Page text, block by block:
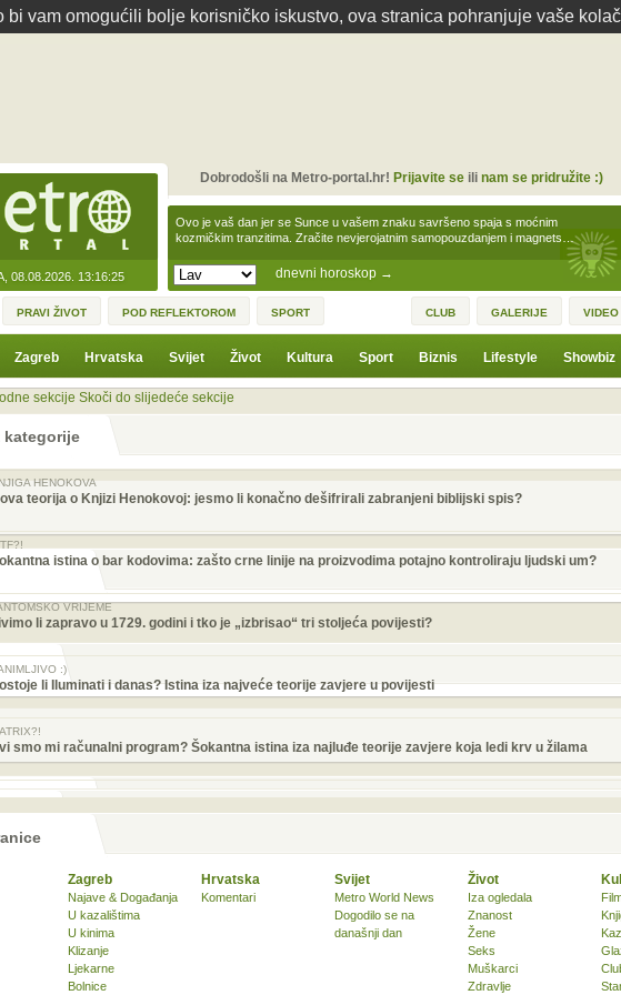
bi vam omogućili bolje korisničko iskustvo, ova stranica pohranjuje vaše
08.08.2026. 13:16:25 dnevni horoskop →
Ovo je vaš dan jer se Sunce u vašem znaku savršeno spaja s moćnim
kozmičkim tranzitima. Zračite nevjerojatnim samopouzdanjem i magnets…
Dobrodošli na Metro-portal.hr! Prijavite seili nam se pridružite :)
PRAVI ŽIVOT POD REFLEKTOROM SPORT CLUB GALERIJE VIDEO
Zagreb Hrvatska Svijet Život Kultura Sport Biznis Lifestyle Showbiz
sekcije Skoči do slijedeće sekcije
kategorije
HENOKOVA
teorija o Knjizi Henokovoj: jesmo li konačno dešifrirali zabranjeni biblijski spis?
istina o bar kodovima: zašto crne linije na proizvodima potajno kontroliraju ljudski um?
VRIJEME
li zapravo u 1729. godini i tko je „izbrisao“ tri stoljeća povijesti?
:)
li Iluminati i danas? Istina iza najveće teorije zavjere u povijesti
smo mi računalni program? Šokantna istina iza najluđe teorije zavjere koja ledi krv u žilama
Zagreb
Najave & Događanja
U kazalištima
U kinima
Klizanje
Ljekarne
Bolnice
Hrvatska
Komentari
Svijet
Metro World News
Dogodilo se na
današnji dan
Život
Iza ogledala
Znanost
Žene
Seks
Muškarci
Zdravlje